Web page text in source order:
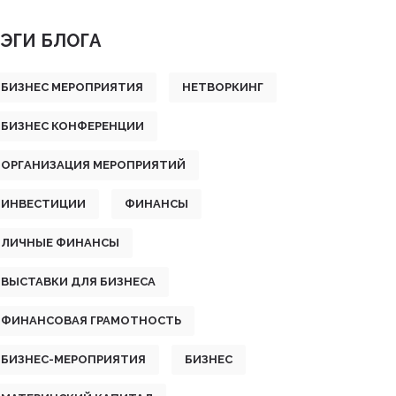
БЛОГА
БИЗНЕС МЕРОПРИЯТИЯ НЕТВОРКИНГ
БИЗНЕС КОНФЕРЕНЦИИ
ОРГАНИЗАЦИЯ МЕРОПРИЯТИЙ
ИНВЕСТИЦИИ ФИНАНСЫ
ЛИЧНЫЕ ФИНАНСЫ
ВЫСТАВКИ ДЛЯ БИЗНЕСА
ФИНАНСОВАЯ ГРАМОТНОСТЬ
БИЗНЕС-МЕРОПРИЯТИЯ БИЗНЕС